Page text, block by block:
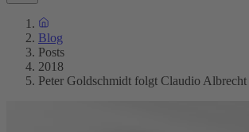
Blog
Posts
2018
Peter Goldschmidt folgt Claudio